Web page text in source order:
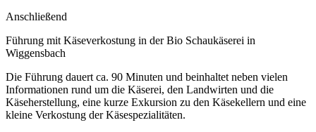
Anschließend
Führung mit Käseverkostung in der Bio Schaukäserei in
Wiggensbach
Die Führung dauert ca. 90 Minuten und beinhaltet neben vielen
Informationen rund um die Käserei, den Landwirten und die
Käseherstellung, eine kurze Exkursion zu den Käsekellern und eine
kleine Verkostung der Käsespezialitäten.